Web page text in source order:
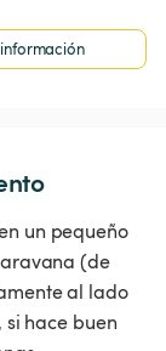
un pequeño
(de
al lado
hace buen